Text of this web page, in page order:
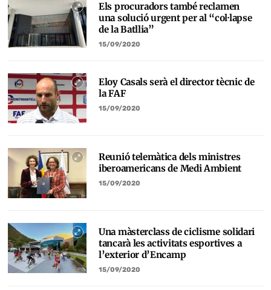
Els procuradors també reclamen
una solució urgent per al “col·lapse
de la Batllia”
15/09/2020
Eloy Casals serà el director tècnic de
la FAF
15/09/2020
Reunió telemàtica dels ministres
iberoamericans de Medi Ambient
15/09/2020
Una màsterclass de ciclisme solidari
tancarà les activitats esportives a
l’exterior d’Encamp
15/09/2020